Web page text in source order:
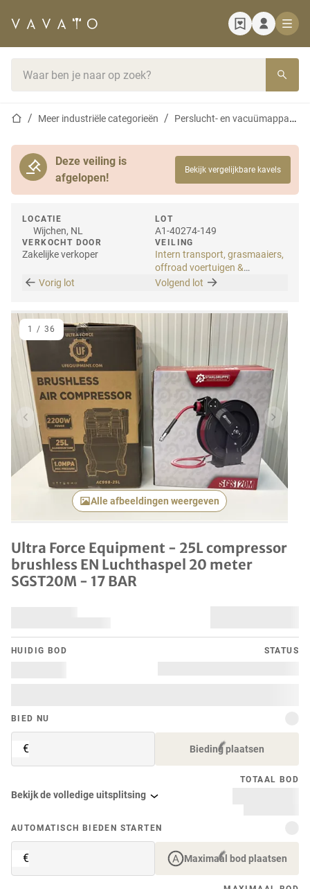
StartpaginaMeer industriële categorieën Perslucht- en vacuümapparatuur
Deze veiling is
afgelopen!
Bekijk vergelijkbare kavels
LOCATIE
Wijchen, NL
VERKOCHT DOOR
Zakelijke verkoper
LOT
A1-40274-149
VEILING
Intern transport, grasmaaiers,
offroad voertuigen &
gereedschappen
Vorig lot Volgend lot
Vorig item
Alle afbeeldingen weergeven
1 / 36
Ultra Force Equipment - 25L compressor
brushless EN Luchthaspel 20 meter
SGST20M - 17 BAR
HUIDIG ​​BOD STATUS
BIED NU
€ Bieding plaatsen
TOTAAL BOD
Bekijk de volledige uitsplitsing
AUTOMATISCH BIEDEN STARTEN
€ Maximaal bod plaatsen